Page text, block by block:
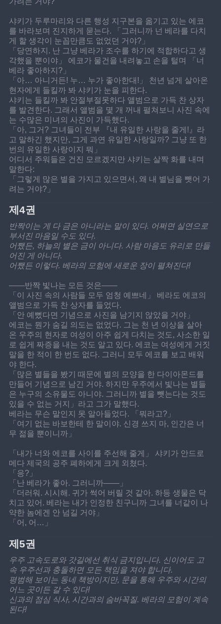
샤키가 두루마리와 다른 행성 지구본을 옮기고 있는 에코
를 바라보며 진지하게 묻는다. 「그러니까 넌 베라를 다치
게 할 생각이 눈꼽만큼도 없었던 거야?」
「당연하지. 난 그냥 베라가 조수를 하기에 적합하다고 생
각했을 뿐이야」 에코가 물건을 내려놓고 손을 털며 「너
베라 좋아하지?」
「아… 아니거든! 누… 누가 좋아한대!」 천년 넘게 살아온
현자에게 들킬까 봐 샤키가 눈을 피한다.
샤키는 들킬까 봐 안절부절못하다 앨범으로 가득 찬 상자
를 발견한다. 그래서 앨범을 몇 개 꺼내 펼쳐보니 사진 속에
는 수많은 미녀의 사진이 가득했다.
「아, 그거? 그녀들이 전부 『내 유일한 사랑을 줄게!』라
고 말하긴 했지만, 그게 과연 유일한 사랑일까? 그냥 또 한
번의 유일한 사랑이지 뭐」
어디서 주워들은 건진 모르겠지만 샤키는 살짝 화를 내며
말한다:
「그렇게 많은 별을 가지고 있으면서, 왜 내 별님을 뺏어 가
려는 거야?」
제4권
반짝이는 게 다 금은 아니라는 말이 있다. 어쩌면 실연으로
부서진 마음일 수도 있다.
어쨌든, 하늘의 별은 금이 아니다. 사람 마음도 유리로 만들
어진 게 아니다.
어쨌든 이렇다. 베라의 모험에 새로운 장이 펼쳐진다!
――반짝 빛나는 모든 것은――
「이 사진 속의 사람들 모두 엄청 예쁘네」 베라도 에코의
앨범으로 가득 찬 상자를 들었다.
「안 예뻤다면 기념으로 사진을 남기지 않았을 거야」
에코는 뭔가 숨길 의도는 없었다. 그는 천 년 이상을 살아
온 우주의 현자로 여성이 아주 쉽게 다치는 것도, 사소한 일
로 쉽게 짜증을 내는 것도 알고 있다. 에코는 여성에게 거짓
말을 한 적이 한 번도 없다. 그러니 모두 에코를 보고 배워
야 한다.
「많은 별들을 봤기 때문에 별의 모양을 한 다이아몬드를
만들어 기념으로 남긴 거야. 하지만 우주에서 빛나는 별들
은 누구의 소유물도 아니야. 그러니까 별을 뺏는다는 것도
있을 수 없는 거지」라고 그가 말했다.
베라는 무슨 말인지 못 알아들었다. 「뭐라고?」
「여기 없는 바보한테 한 말이야. 신경 쓰지 마, 인간은 너
무 젊을 뿐이니까」
「내가 너와 에코를 사이를 주선해 줄게」 샤키가 안드로
메다 제국의 공주 폐하에게 크게 외쳤다.
「응?」
「난 베라가 좋아. 그러니까――」
「더러워. 시시해. 귀가 썩어 버릴 것 같아. 하등 생물은 닥
치고 있어. 베라는 내가 인정한 친구니까 그녀를 너같이 나
약한 놈에겐 안 넘길 거야」
「어, 어…」
제5권
우주 고속도로와 갓길에선 취식 금지입니다. 신이어도 고
속 우주선과 충돌하면 모든 책임을 져야 합니다.
평범해 보이는 동네 책방이지만, 문을 통해 우주와 시간의
어느 곳이든 갈 수 있다!
신과의 점심 식사, 시간과의 숨바꼭질. 베라의 모험이 계속
된다!